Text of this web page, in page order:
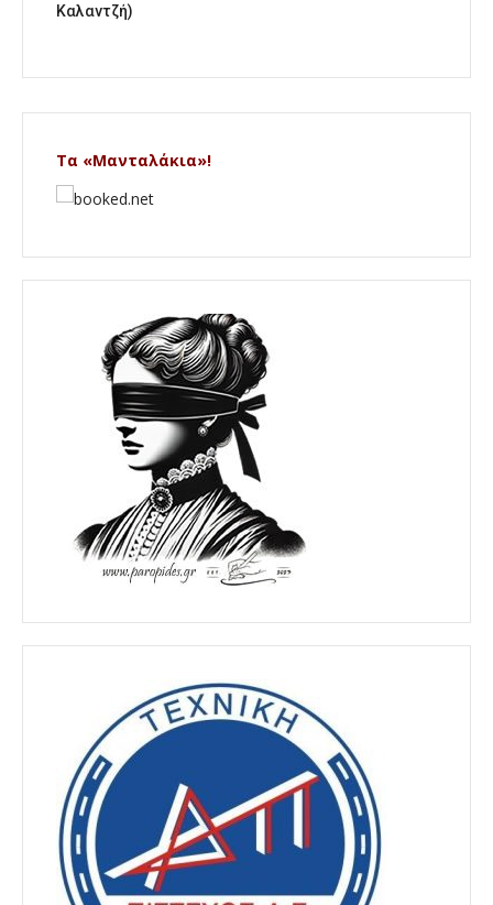
Καλαντζή)
Τα «Μανταλάκια»!